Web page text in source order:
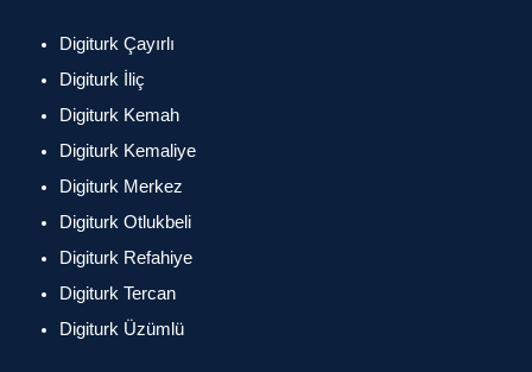
Digiturk Çayırlı
Digiturk İliç
Digiturk Kemah
Digiturk Kemaliye
Digiturk Merkez
Digiturk Otlukbeli
Digiturk Refahiye
Digiturk Tercan
Digiturk Üzümlü